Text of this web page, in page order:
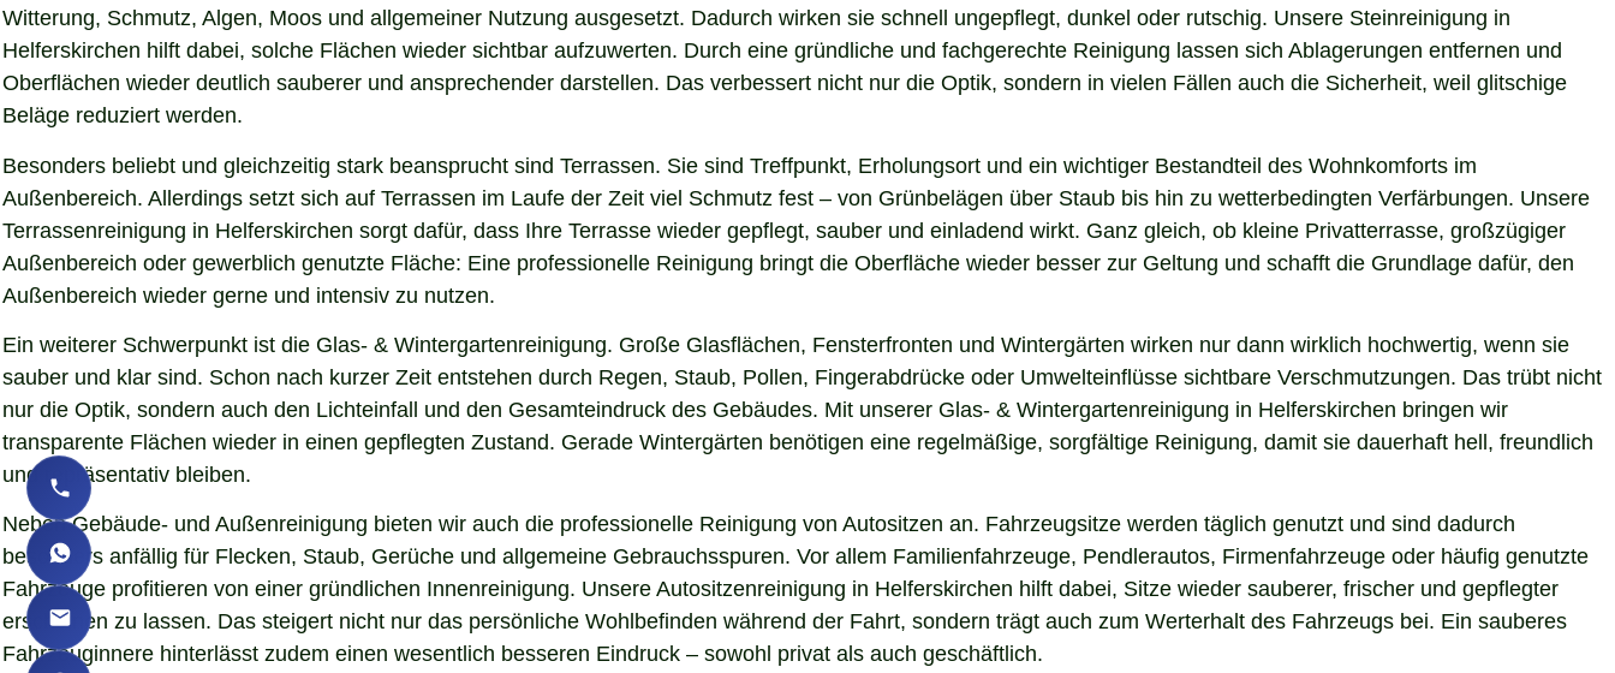
Witterung, Schmutz, Algen, Moos und allgemeiner Nutzung ausgesetzt. Dadurch wirken sie schnell ungepflegt, dunkel oder rutschig. Unsere Steinreinigung in
Helferskirchen hilft dabei, solche Flächen wieder sichtbar aufzuwerten. Durch eine gründliche und fachgerechte Reinigung lassen sich Ablagerungen entfernen und
Oberflächen wieder deutlich sauberer und ansprechender darstellen. Das verbessert nicht nur die Optik, sondern in vielen Fällen auch die Sicherheit, weil glitschige
Beläge reduziert werden.
Besonders beliebt und gleichzeitig stark beansprucht sind Terrassen. Sie sind Treffpunkt, Erholungsort und ein wichtiger Bestandteil des Wohnkomforts im
Außenbereich. Allerdings setzt sich auf Terrassen im Laufe der Zeit viel Schmutz fest – von Grünbelägen über Staub bis hin zu wetterbedingten Verfärbungen. Unsere
Terrassenreinigung in Helferskirchen sorgt dafür, dass Ihre Terrasse wieder gepflegt, sauber und einladend wirkt. Ganz gleich, ob kleine Privatterrasse, großzügiger
Außenbereich oder gewerblich genutzte Fläche: Eine professionelle Reinigung bringt die Oberfläche wieder besser zur Geltung und schafft die Grundlage dafür, den
Außenbereich wieder gerne und intensiv zu nutzen.
Ein weiterer Schwerpunkt ist die Glas- & Wintergartenreinigung. Große Glasflächen, Fensterfronten und Wintergärten wirken nur dann wirklich hochwertig, wenn sie
sauber und klar sind. Schon nach kurzer Zeit entstehen durch Regen, Staub, Pollen, Fingerabdrücke oder Umwelteinflüsse sichtbare Verschmutzungen. Das trübt nicht
nur die Optik, sondern auch den Lichteinfall und den Gesamteindruck des Gebäudes. Mit unserer Glas- & Wintergartenreinigung in Helferskirchen bringen wir
transparente Flächen wieder in einen gepflegten Zustand. Gerade Wintergärten benötigen eine regelmäßige, sorgfältige Reinigung, damit sie dauerhaft hell, freundlich
und repräsentativ bleiben.
Neben Gebäude- und Außenreinigung bieten wir auch die professionelle Reinigung von Autositzen an. Fahrzeugsitze werden täglich genutzt und sind dadurch
besonders anfällig für Flecken, Staub, Gerüche und allgemeine Gebrauchsspuren. Vor allem Familienfahrzeuge, Pendlerautos, Firmenfahrzeuge oder häufig genutzte
Fahrzeuge profitieren von einer gründlichen Innenreinigung. Unsere Autositzenreinigung in Helferskirchen hilft dabei, Sitze wieder sauberer, frischer und gepflegter
erscheinen zu lassen. Das steigert nicht nur das persönliche Wohlbefinden während der Fahrt, sondern trägt auch zum Werterhalt des Fahrzeugs bei. Ein sauberes
Fahrzeuginnere hinterlässt zudem einen wesentlich besseren Eindruck – sowohl privat als auch geschäftlich.